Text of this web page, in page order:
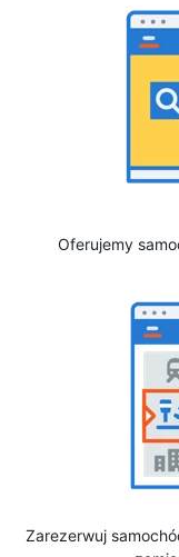
Oferujemy
Zarezerwuj